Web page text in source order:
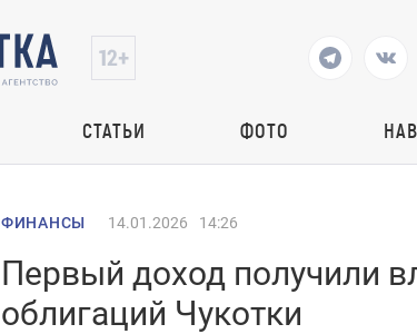
СТАТЬИ ФОТО
ФИНАНСЫ 14.01.2026 14:26
Первый доход получили
облигаций Чукотки